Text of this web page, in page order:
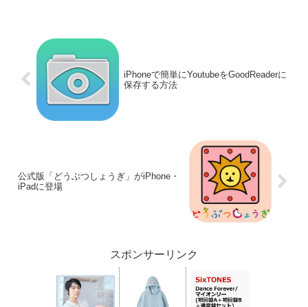
iPhoneで簡単にYoutubeをGoodReaderに
保存する方法
公式版「どうぶつしょうぎ」がiPhone・
iPadに登場
スポンサーリンク